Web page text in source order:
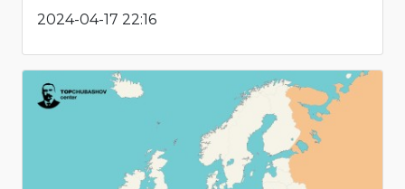
2024-04-17 22:16